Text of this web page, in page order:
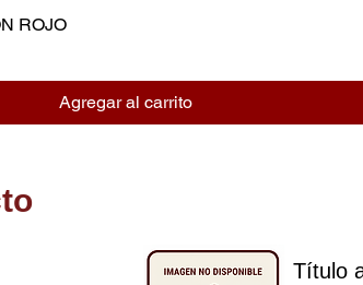
ROJO
Agregar al carrito
Título